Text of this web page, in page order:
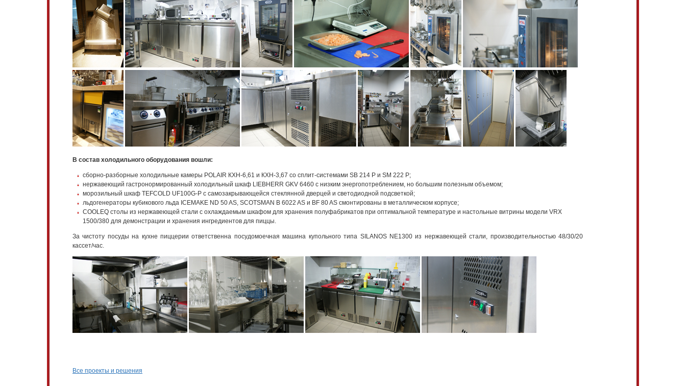
В состав холодильного оборудования вошли:
сборно-разборные холодильные камеры POLAIR КХН-6,61 и КХН-3,67 со сплит-системами SB 214 P и SM 222 P;
нержавеющий гастронормированный холодильный шкаф LIEBHERR GKV 6460 с низким энергопотреблением, но большим полезным объемом;
морозильный шкаф TEFCOLD UF100G-P с самозакрывающейся стеклянной дверцей и светодиодной подсветкой;
льдогенераторы кубикового льда ICEMAKE ND 50 AS, SCOTSMAN B 6022 AS и BF 80 AS смонтированы в металлическом корпусе;
COOLEQ столы из нержавеющей стали с охлаждаемым шкафом для хранения полуфабрикатов при оптимальной температуре и настольные витрины модели VRX
1500/380 для демонстрации и хранения ингредиентов для пиццы.
За чистоту посуды на кухне пиццерии ответственна посудомоечная машина купольного типа SILANOS NE1300 из нержавеющей стали, производительностью 48/30/20
кассет/час.
Все проекты и решения